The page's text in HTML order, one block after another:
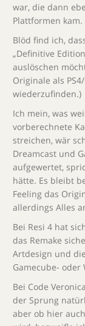
war, die dann
Plattformen kam.
Blöd find ich,
„Definitive
auslöschen
Originale als
wiederzufinden.)
Ich mein, was
vorberechnete
streichen, wär
Dreamcast und
aufgewertet,
hätte. Es bleibt
Feeling das
allerdings Alles
Bei Resi 4 hat
das Remake
Artdesign und
Gamecube- oder
Bei Code
der Sprung
aber ob hier